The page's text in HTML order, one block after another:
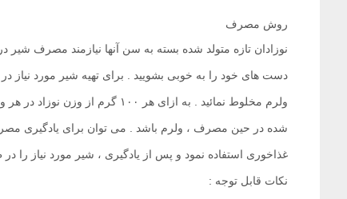
روش مصرف
شده در حین مصرف ، ولرم باشد . می توان برای یادگیری
غذاخوری استفاده نمود و پس از یادگیری ، شیر مورد نیاز را
نکات قابل توجه :